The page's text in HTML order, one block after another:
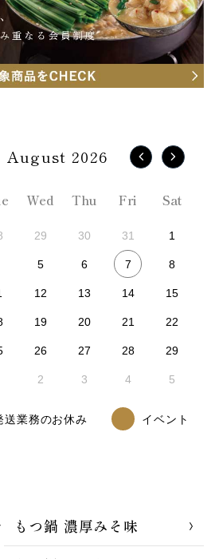
もつ鍋 濃厚みそ味
August 2026
Wed Thu Fri Sat
29 30 31 1
5 6 7 8
12 13 14 15
19 20 21 22
26 27 28 29
2 3 4 5
送業務のお休み イベント